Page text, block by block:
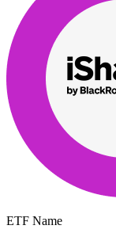
ETF Name